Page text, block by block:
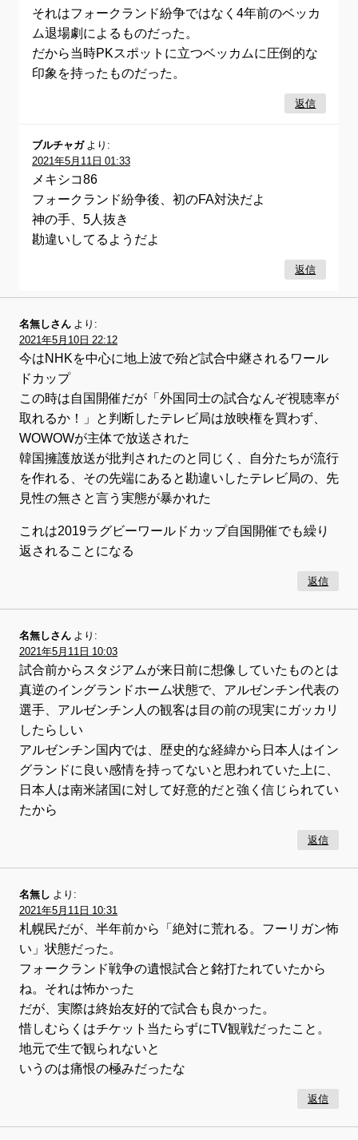
それはフォークランド紛争ではなく4年前のベッカ
ム退場劇によるものだった。
だから当時PKスポットに立つベッカムに圧倒的な
印象を持ったものだった。
返信
ブルチャガ より:
2021年5月11日 01:33
メキシコ86
フォークランド紛争後、初のFA対決だよ
神の手、5人抜き
勘違いしてるようだよ
返信
名無しさん より:
2021年5月10日 22:12
今はNHKを中心に地上波で殆ど試合中継されるワール
ドカップ
この時は自国開催だが「外国同士の試合なんぞ視聴率が
取れるか！」と判断したテレビ局は放映権を買わず、
WOWOWが主体で放送された
韓国擁護放送が批判されたのと同じく、自分たちが流行
を作れる、その先端にあると勘違いしたテレビ局の、先
見性の無さと言う実態が暴かれた
これは2019ラグビーワールドカップ自国開催でも繰り
返されることになる
返信
名無しさん より:
2021年5月11日 10:03
試合前からスタジアムが来日前に想像していたものとは
真逆のイングランドホーム状態で、アルゼンチン代表の
選手、アルゼンチン人の観客は目の前の現実にガッカリ
したらしい
アルゼンチン国内では、歴史的な経緯から日本人はイン
グランドに良い感情を持ってないと思われていた上に、
日本人は南米諸国に対して好意的だと強く信じられてい
たから
返信
名無し より:
2021年5月11日 10:31
札幌民だが、半年前から「絶対に荒れる。フーリガン怖
い」状態だった。
フォークランド戦争の遺恨試合と銘打たれていたから
ね。それは怖かった
だが、実際は終始友好的で試合も良かった。
惜しむらくはチケット当たらずにTV観戦だったこと。
地元で生で観られないと
いうのは痛恨の極みだったな
返信